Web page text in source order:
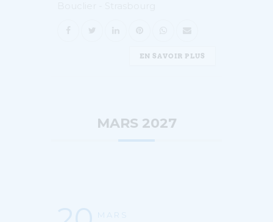
EN SAVOIR PLUS
MARS 2027